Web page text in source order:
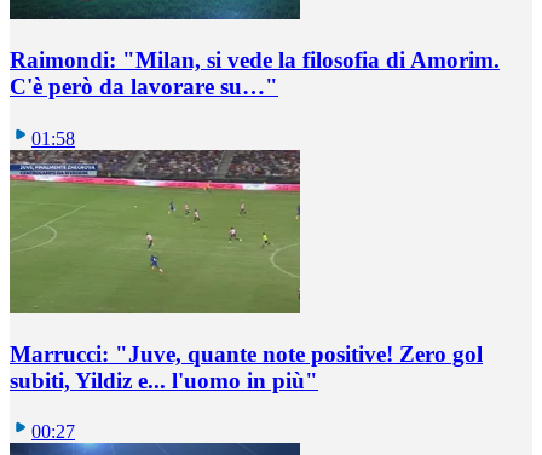
Raimondi: "Milan, si vede la filosofia di Amorim.
C'è però da lavorare su…"
01:58
Marrucci: "Juve, quante note positive! Zero gol
subiti, Yildiz e... l'uomo in più"
00:27